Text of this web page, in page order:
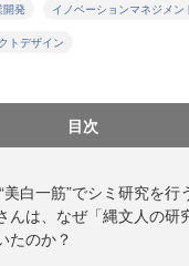
開発 イノベーションマネジメン
トデザイン
目次
“美白一筋”でシミ研究を行
んは、なぜ「縄文人の研
たのか？